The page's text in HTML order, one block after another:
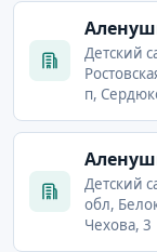
Детский
п,
Детский
обл,
Чехова, 3